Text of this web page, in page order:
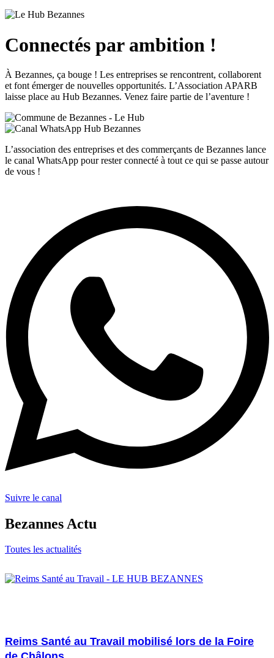
Connectés par ambition !
À Bezannes, ça bouge ! Les entreprises se rencontrent, collaborent
et font émerger de nouvelles opportunités. L’Association APARB
laisse place au Hub Bezannes. Venez faire partie de l’aventure !
L’association des entreprises et des commerçants de Bezannes lance
le canal WhatsApp pour rester connecté à tout ce qui se passe autour
de vous !
Suivre le canal
Bezannes Actu
Toutes les actualités
Reims Santé au Travail mobilisé lors de la Foire